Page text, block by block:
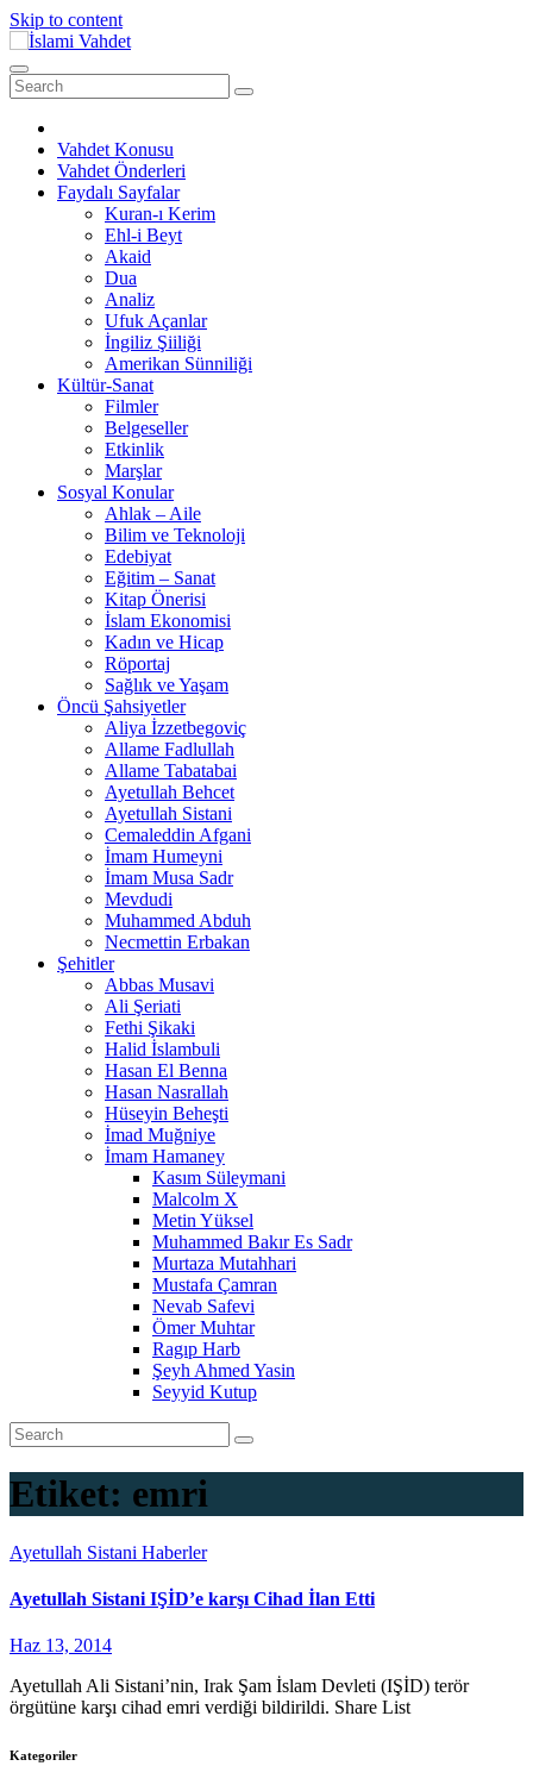
Skip to content
Vahdet Konusu
Vahdet Önderleri
Faydalı Sayfalar
Kuran-ı Kerim
Ehl-i Beyt
Akaid
Dua
Analiz
Ufuk Açanlar
İngiliz Şiiliği
Amerikan Sünniliği
Kültür-Sanat
Filmler
Belgeseller
Etkinlik
Marşlar
Sosyal Konular
Ahlak – Aile
Bilim ve Teknoloji
Edebiyat
Eğitim – Sanat
Kitap Önerisi
İslam Ekonomisi
Kadın ve Hicap
Röportaj
Sağlık ve Yaşam
Öncü Şahsiyetler
Aliya İzzetbegoviç
Allame Fadlullah
Allame Tabatabai
Ayetullah Behcet
Ayetullah Sistani
Cemaleddin Afgani
İmam Humeyni
İmam Musa Sadr
Mevdudi
Muhammed Abduh
Necmettin Erbakan
Şehitler
Abbas Musavi
Ali Şeriati
Fethi Şikaki
Halid İslambuli
Hasan El Benna
Hasan Nasrallah
Hüseyin Beheşti
İmad Muğniye
İmam Hamaney
Kasım Süleymani
Malcolm X
Metin Yüksel
Muhammed Bakır Es Sadr
Murtaza Mutahhari
Mustafa Çamran
Nevab Safevi
Ömer Muhtar
Ragıp Harb
Şeyh Ahmed Yasin
Seyyid Kutup
Etiket: emri
Ayetullah Sistani Haberler
Ayetullah Sistani IŞİD’e karşı Cihad İlan Etti
Haz 13, 2014
Ayetullah Ali Sistani’nin, Irak Şam İslam Devleti (IŞİD) terör
örgütüne karşı cihad emri verdiği bildirildi. Share List
Kategoriler